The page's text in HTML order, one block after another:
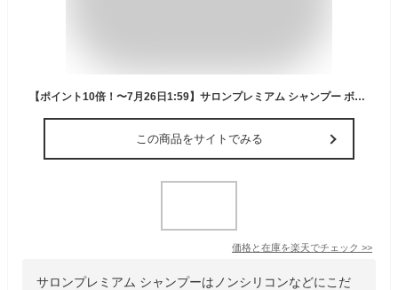
【ポイント10倍！〜7月26日1:59】サロンプレミアム シャンプー ボトル 300mL/レフィル(大容量) 500mL【アテニア 公式】[ ヘアシャンプー ダメージヘア ノンシリコン エイジングケア ヘアケア 弱酸性 詰め替え ダメージケア エイジングシャンプー cmc パラベンフリー 髪 ]
この商品をサイトでみる
価格と在庫を楽天でチェック >>
サロンプレミアム シャンプーはノンシリコンなどにこだ